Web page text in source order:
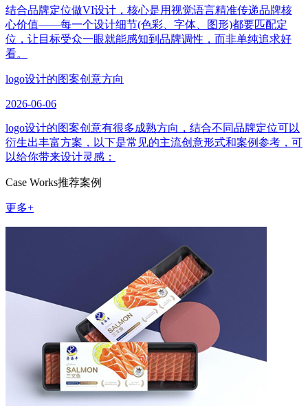
结合品牌定位做VI设计，核心是用视觉语言精准传递品牌核
心价值——每一个设计细节(色彩、字体、图形)都要匹配定
位，让目标受众一眼就能感知到品牌调性，而非单纯追求好
看。
logo设计的图案创意方向
2026-06-06
logo设计的图案创意有很多成熟方向，结合不同品牌定位可以
衍生出丰富方案，以下是常见的主流创意形式和案例参考，可
以给你带来设计灵感：
Case Works推荐案例
更多+